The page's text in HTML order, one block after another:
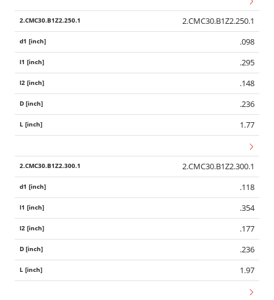
2.CMC30.B1Z2.250.1
.098
.295
.148
.236
1.77
2.CMC30.B1Z2.300.1
.118
.354
.177
.236
1.97